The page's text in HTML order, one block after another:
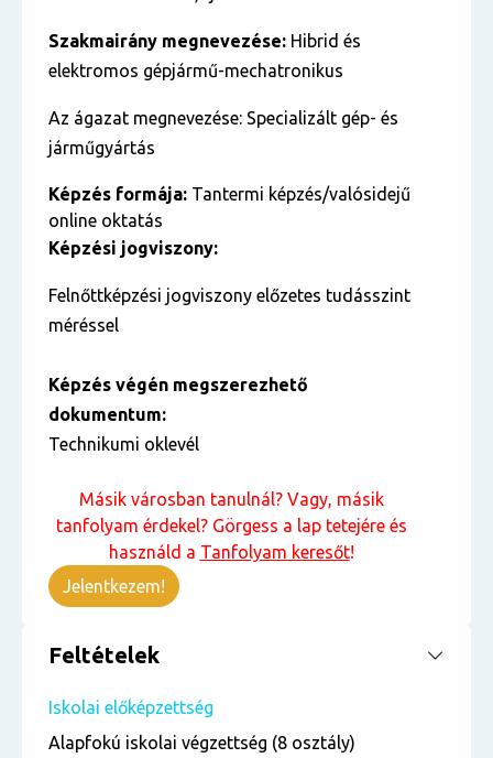
Szakmairány megnevezése: Hibrid és
elektromos gépjármű-mechatronikus
Az ágazat megnevezése: Specializált gép- és
járműgyártás
Képzés formája: Tantermi képzés/valósidejű
online oktatás
Képzési jogviszony:
Felnőttképzési jogviszony előzetes tudásszint
méréssel
Képzés végén megszerezhető
dokumentum:
Technikumi oklevél
Másik városban tanulnál? Vagy, másik
tanfolyam érdekel? Görgess a lap tetejére és
használd a Tanfolyam keresőt!
Jelentkezem!
Feltételek
Iskolai előképzettség
Alapfokú iskolai végzettség (8 osztály)